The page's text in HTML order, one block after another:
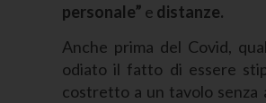
personale” e distanze.
Anche prima del Covid,
odiato il fatto di essere
costretto a un tavolo senza